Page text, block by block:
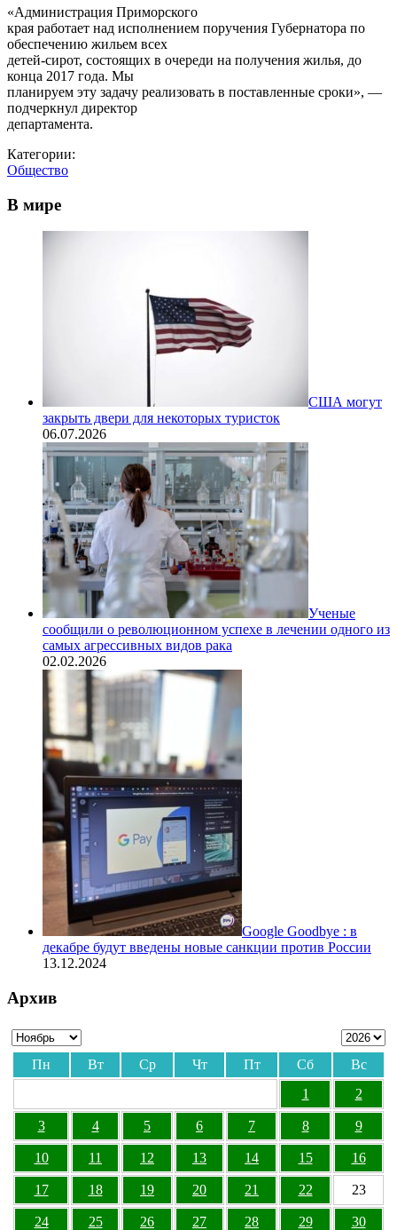
«Администрация Приморского
края работает над исполнением поручения Губернатора по
обеспечению жильем всех
детей-сирот, состоящих в очереди на получения жилья, до
конца 2017 года. Мы
планируем эту задачу реализовать в поставленные сроки», —
подчеркнул директор
департамента.
Категории:
Общество
В мире
США могут
закрыть двери для некоторых туристок
06.07.2026
Ученые
сообщили о революционном успехе в лечении одного из
самых агрессивных видов рака
02.02.2026
Google Goodbye : в
декабре будут введены новые санкции против России
13.12.2024
Архив
Пн Вт Ср Чт Пт Сб
Вс
1
2
3 4 5 6 7 8 9
10 11 12 13 14 15 16
17 18 19 20 21 22 23
24 25 26 27 28 29 30